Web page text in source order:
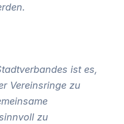
ist es,
Vereinsringe zu
zu